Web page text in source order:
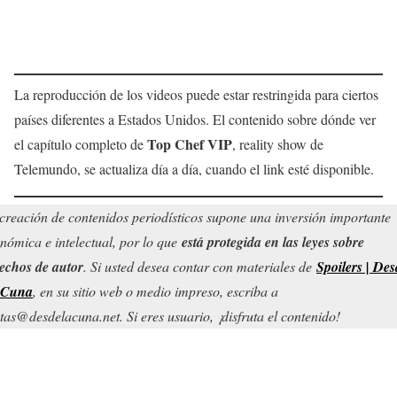
La reproducción de los videos puede estar restringida para ciertos
países diferentes a Estados Unidos. El contenido sobre dónde ver
el capítulo completo deTop Chef VIP, reality show de
Telemundo, se actualiza día a día, cuando el link esté disponible.
de contenidos periodísticos supone una inversión importante
e intelectual, por lo que está protegida en las leyes sobre
de autor. Si usted desea contar con materiales de Spoilers |
, en su sitio web o medio impreso, escriba a
Si eres usuario, ¡disfruta el contenido!